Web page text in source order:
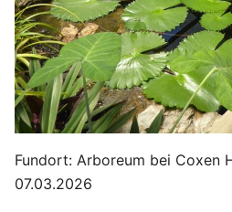
Fundort: Arboreum bei Coxen
07.03.2026